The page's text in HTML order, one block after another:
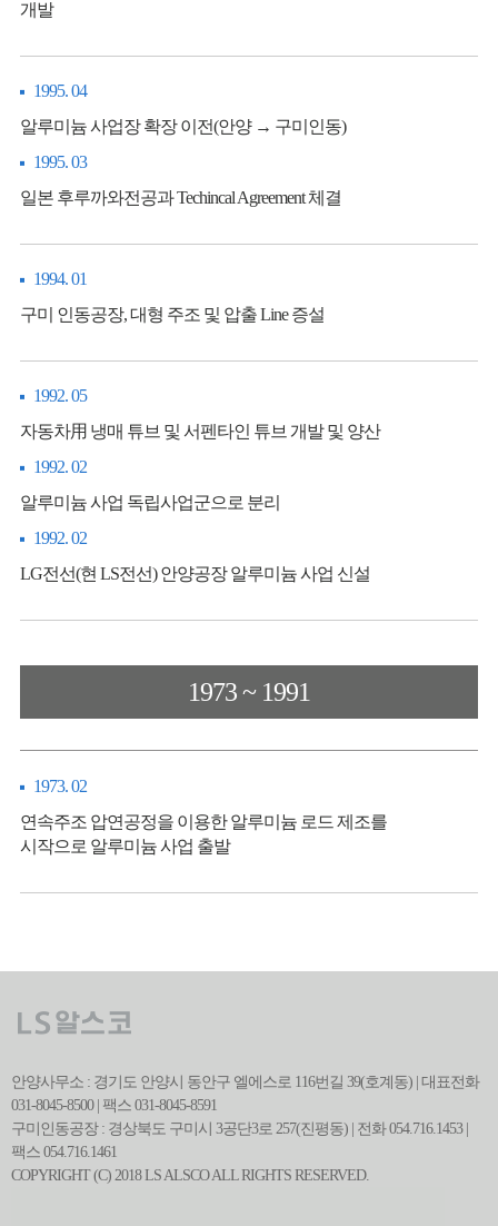
개발
1995. 04
알루미늄 사업장 확장 이전(안양 → 구미인동)
1995. 03
일본 후루까와전공과 Techincal Agreement 체결
1994. 01
구미 인동공장, 대형 주조 및 압출 Line 증설
1992. 05
자동차用 냉매 튜브 및 서펜타인 튜브 개발 및 양산
1992. 02
알루미늄 사업 독립사업군으로 분리
1992. 02
LG전선(현 LS전선) 안양공장 알루미늄 사업 신설
1973 ~ 1991
1973. 02
연속주조 압연공정을 이용한 알루미늄 로드 제조를
시작으로 알루미늄 사업 출발
안양사무소 : 경기도 안양시 동안구 엘에스로 116번길 39(호계동) | 대표전화
031-8045-8500 | 팩스 031-8045-8591
구미인동공장 : 경상북도 구미시 3공단3로 257(진평동) | 전화 054.716.1453 |
팩스 054.716.1461
COPYRIGHT (C) 2018 LS ALSCO ALL RIGHTS RESERVED.